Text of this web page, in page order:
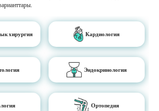
хирургия Кардиология
Эндокринология
Ортопедия